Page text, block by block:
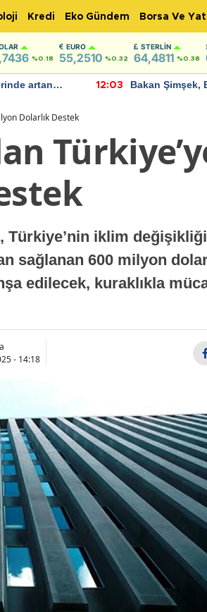
Kredi Eko Gündem Borsa Ve
%0.18
EURO
55,2510 %0.32
STERLIN
64,4811 %0.38
Havalimanı
11:56
Akaryakıt
Dolarlık Destek
Türkiye’nin iklim
sağlanan 600 milyon
edilecek, kuraklıkla
- 14:18